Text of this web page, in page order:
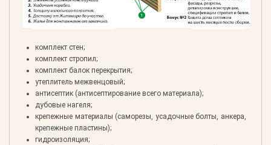
комплект стен;
комплект стропил;
комплект балок перекрытия;
утеплитель межвенцовый;
антисептик (антисептирование всего материала);
дубовые нагеля;
крепежные материалы (саморезы, усадочные болты, анкера,
крепежные пластины);
гидроизоляция;